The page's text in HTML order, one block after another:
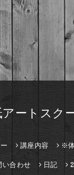
アートス
講座内容 ※
い合わせ 日記